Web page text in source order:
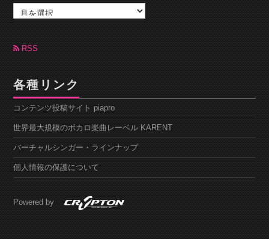
カ
ブ RSS
各種リンク
コンテンツ投稿サイト piapro
世界最大規模のボカロ楽曲レーベル KARENT
バーチャルシンガー・ラインナップ
個人情報の保護について
Powered by